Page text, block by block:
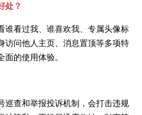
处？
谁看过我、谁喜欢我、专属头像标
访问他人主页、消息置顶等多项特
的使用体验。
巡查和举报投诉机制，会打击违规